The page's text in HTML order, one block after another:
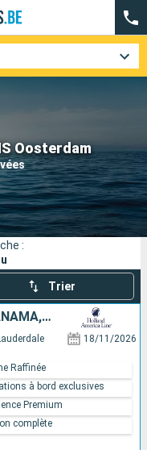
Oosterdam
:
Trier
ÉTATS-UNIS, CAÏMANS (ÎLES), PANAMA, ÉQUATEUR, PÉROU, CHILI
18/11/2026
Raffinée
à bord exclusives
Premium
complète